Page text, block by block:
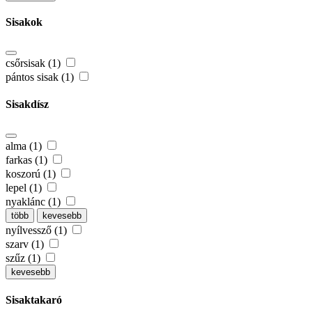
Sisakok
csőrsisak (1)
pántos sisak (1)
Sisakdísz
alma (1)
farkas (1)
koszorú (1)
lepel (1)
nyaklánc (1)
több kevesebb
nyílvessző (1)
szarv (1)
szűz (1)
kevesebb
Sisaktakaró